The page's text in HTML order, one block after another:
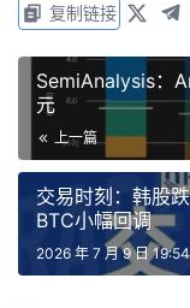
以太坊基金会已确
较当前约 6000 万
升级时间已从最初
团队将 8 月底列为
普通 ETH 持有者
主网激活前更新共
复制链接
SemiAnalysis：
元
上一篇
交易时刻：韩股
BTC小幅回调
2026 年 7 月 9 日 19:54